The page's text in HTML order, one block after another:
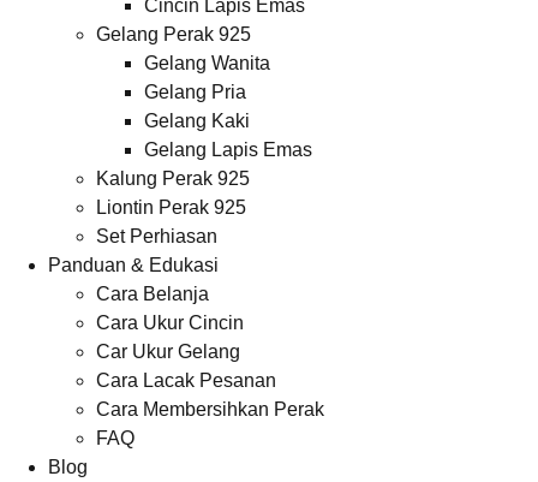
Cincin Lapis Emas
Gelang Perak 925
Gelang Wanita
Gelang Pria
Gelang Kaki
Gelang Lapis Emas
Kalung Perak 925
Liontin Perak 925
Set Perhiasan
Panduan & Edukasi
Cara Belanja
Cara Ukur Cincin
Car Ukur Gelang
Cara Lacak Pesanan
Cara Membersihkan Perak
FAQ
Blog